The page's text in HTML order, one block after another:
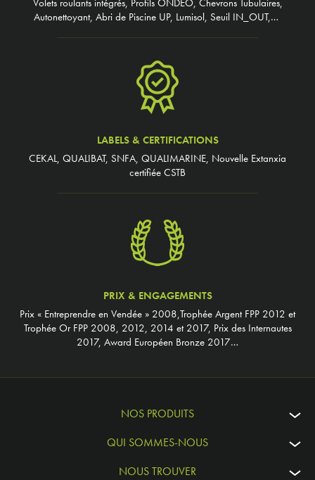
Volets roulants intégrés, Profils ONDEO, Chevrons Tubulaires,
Autonettoyant, Abri de Piscine UP, Lumisol, Seuil IN_OUT,…
LABELS & CERTIFICATIONS
CEKAL, QUALIBAT, SNFA, QUALIMARINE, Nouvelle Extanxia
certifiée CSTB
PRIX & ENGAGEMENTS
Prix « Entreprendre en Vendée » 2008,Trophée Argent FPP 2012 et
Trophée Or FPP 2008, 2012, 2014 et 2017, Prix des Internautes
2017, Award Européen Bronze 2017…
NOS PRODUITS
QUI SOMMES-NOUS
NOUS TROUVER